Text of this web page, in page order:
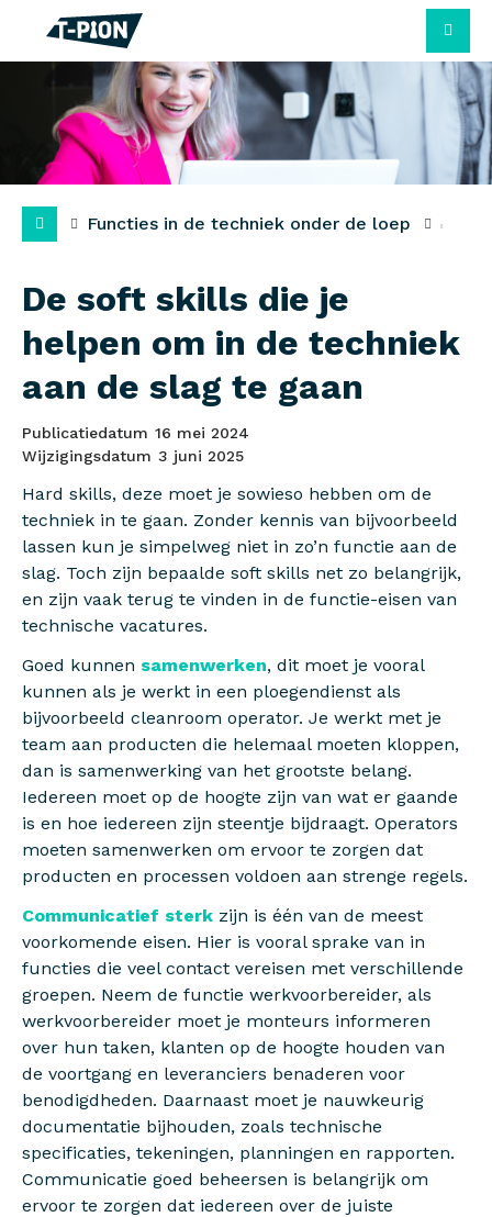
Functies in de techniek onder de loep
De soft skills die je
helpen om in de techniek
aan de slag te gaan
Publicatiedatum 16 mei 2024
Wijzigingsdatum 3 juni 2025
Hard skills, deze moet je sowieso hebben om de
techniek in te gaan. Zonder kennis van bijvoorbeeld
lassen kun je simpelweg niet in zo’n functie aan de
slag. Toch zijn bepaalde soft skills net zo belangrijk,
en zijn vaak terug te vinden in de functie-eisen van
technische vacatures.
Goed kunnen samenwerken, dit moet je vooral
kunnen als je werkt in een ploegendienst als
bijvoorbeeld cleanroom operator. Je werkt met je
team aan producten die helemaal moeten kloppen,
dan is samenwerking van het grootste belang.
Iedereen moet op de hoogte zijn van wat er gaande
is en hoe iedereen zijn steentje bijdraagt. Operators
moeten samenwerken om ervoor te zorgen dat
producten en processen voldoen aan strenge regels.
Communicatief sterk zijn is één van de meest
voorkomende eisen. Hier is vooral sprake van in
functies die veel contact vereisen met verschillende
groepen. Neem de functie werkvoorbereider, als
werkvoorbereider moet je monteurs informeren
over hun taken, klanten op de hoogte houden van
de voortgang en leveranciers benaderen voor
benodigdheden. Daarnaast moet je nauwkeurig
documentatie bijhouden, zoals technische
specificaties, tekeningen, planningen en rapporten.
Communicatie goed beheersen is belangrijk om
ervoor te zorgen dat iedereen over de juiste